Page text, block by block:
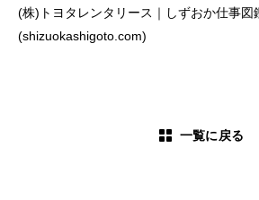
(株)トヨタレンタリース｜しずおか仕事図
(shizuokashigoto.com)
一覧に戻る